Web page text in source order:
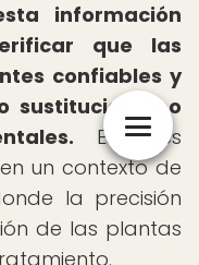
información
que las
confiables y
sustituciones o
Esto es
un contexto de
la precisión
de las plantas